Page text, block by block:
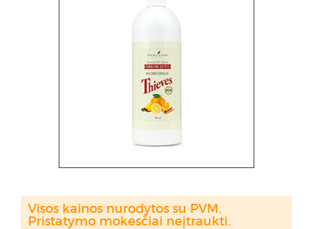
Visos kainos nurodytos su PVM.
Pristatymo mokesčiai neįtraukti.